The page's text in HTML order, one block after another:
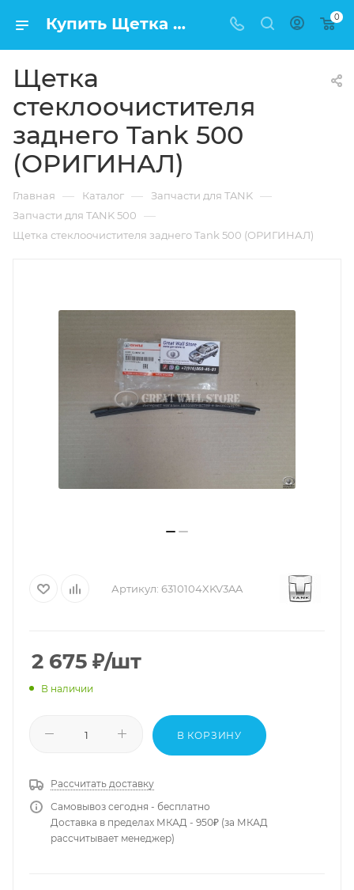
Купить Щетка стеклоочистителя заднего Tank 500 (ОРИГИНАЛ) в Москве по низкой цене 0
Щетка
стеклоочистителя
заднего Tank 500
(ОРИГИНАЛ)
Главная — Каталог — Запчасти для TANK —
Запчасти для TANK 500 —
Щетка стеклоочистителя заднего Tank 500 (ОРИГИНАЛ)
Артикул: 6310104XKV3AA
2 675 ₽/шт
В наличии
В КОРЗИНУ
Рассчитать доставку
Самовывоз сегодня - бесплатно
Доставка в пределах МКАД - 950₽ (за МКАД
рассчитывает менеджер)